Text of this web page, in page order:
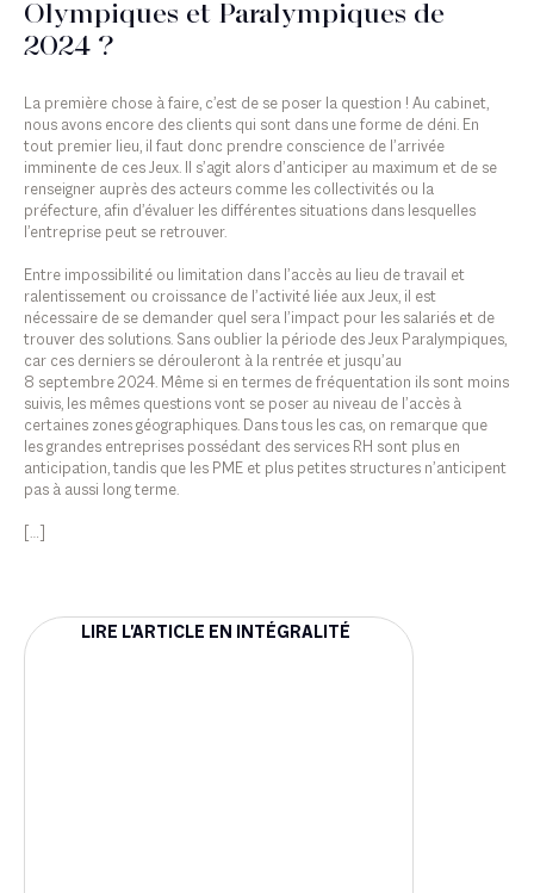
Olympiques et Paralympiques de
2024 ?
La première chose à faire, c’est de se poser la question ! Au cabinet,
nous avons encore des clients qui sont dans une forme de déni. En
tout premier lieu, il faut donc prendre conscience de l’arrivée
imminente de ces Jeux. Il s’agit alors d’anticiper au maximum et de se
renseigner auprès des acteurs comme les collectivités ou la
préfecture, afin d’évaluer les différentes situations dans lesquelles
l’entreprise peut se retrouver.
Entre impossibilité ou limitation dans l’accès au lieu de travail et
ralentissement ou croissance de l’activité liée aux Jeux, il est
nécessaire de se demander quel sera l’impact pour les salariés et de
trouver des solutions. Sans oublier la période des Jeux Paralympiques,
car ces derniers se dérouleront à la rentrée et jusqu’au
8 septembre 2024. Même si en termes de fréquentation ils sont moins
suivis, les mêmes questions vont se poser au niveau de l’accès à
certaines zones géographiques. Dans tous les cas, on remarque que
les grandes entreprises possédant des services RH sont plus en
anticipation, tandis que les PME et plus petites structures n’anticipent
pas à aussi long terme.
[…]
LIRE L'ARTICLE EN INTÉGRALITÉ